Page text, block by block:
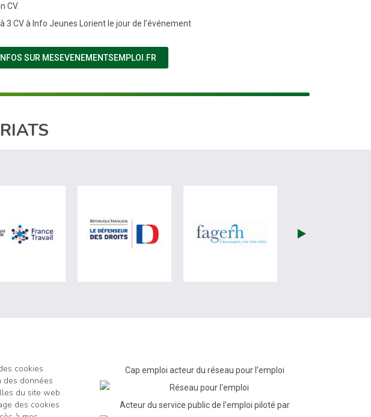
CV.
CV à Info Jeunes Lorient le jour de l’événement
SUR MESEVENEMENTSEMPLOI.FR(NOUVELLE FENÊTRE)
de Fiphfp (nouvelle fenêtre)visiter les site de France Travail (nouvelle fenêtre)visiter les site de Défenseur des droits (nouvelle
visiter les site de Fagerh
cookies
des données
du site web
des cookies
Cap emploi acteur du réseau pour l’emploi
Acteur du service public de l'emploi piloté par